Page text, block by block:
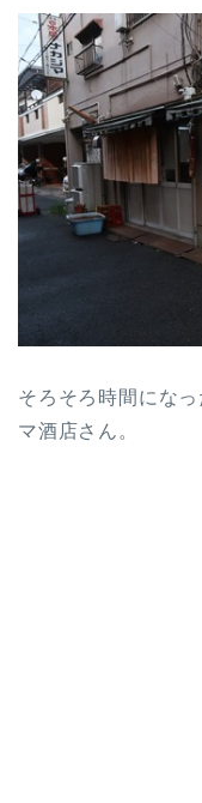
そろそろ時間にな
マ酒店さん。